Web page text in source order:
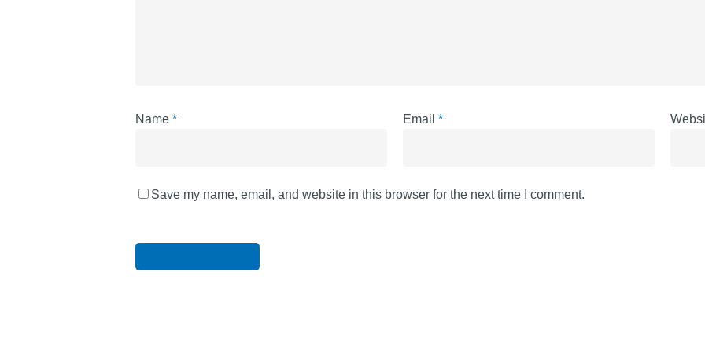
Name * Email *
Save my name, email, and website in this browser for the next time I comment.